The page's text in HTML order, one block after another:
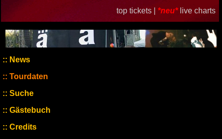
top tickets | *neu* live charts
News
Tourdaten
Suche
Gästebuch
Credits